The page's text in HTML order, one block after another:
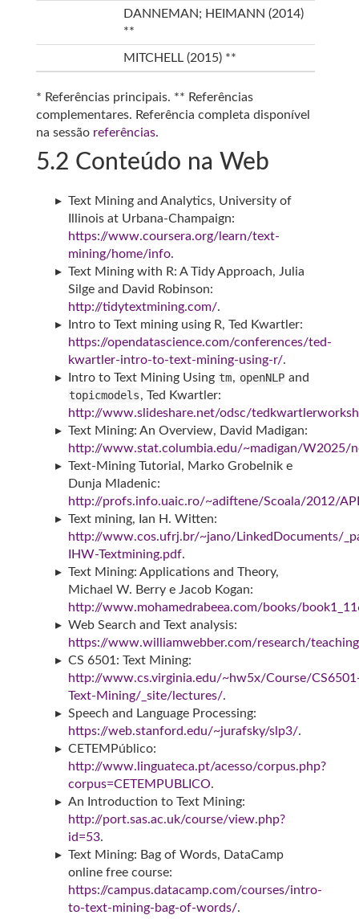
DANNEMAN; HEIMANN (2014)
**
MITCHELL (2015) **
* Referências principais. ** Referências
complementares. Referência completa disponível
na sessão referências.
5.2 Conteúdo na Web
Text Mining and Analytics, University of
Illinois at Urbana-Champaign:
https://www.coursera.org/learn/text-
mining/home/info.
Text Mining with R: A Tidy Approach, Julia
Silge and David Robinson:
http://tidytextmining.com/.
Intro to Text mining using R, Ted Kwartler:
https://opendatascience.com/conferences/ted-
kwartler-intro-to-text-mining-using-r/.
Intro to Text Mining Using tm, openNLP and
topicmodels, Ted Kwartler:
http://www.slideshare.net/odsc/
Text Mining: An Overview, David Madigan:
http://www.stat.columbia.edu/~madigan/W2025/
Text-Mining Tutorial, Marko Grobelnik e
Dunja Mladenic:
http://profs.info.uaic.ro/~adiftene/Scoala/2012/
Text mining, Ian H. Witten:
http://www.cos.ufrj.br/~jano/LinkedDocuments/
IHW-Textmining.pdf.
Text Mining: Applications and Theory,
Michael W. Berry e Jacob Kogan:
http://www.mohamedrabeea.com/books/
Web Search and Text analysis:
https://www.williamwebber.com/research/
CS 6501: Text Mining:
http://www.cs.virginia.edu/~hw5x/Course/
Text-Mining/_site/lectures/.
Speech and Language Processing:
https://web.stanford.edu/~jurafsky/slp3/.
CETEMPúblico:
http://www.linguateca.pt/acesso/corpus.php?
corpus=CETEMPUBLICO.
An Introduction to Text Mining:
http://port.sas.ac.uk/course/view.php?
id=53.
Text Mining: Bag of Words, DataCamp
online free course:
https://campus.datacamp.com/courses/intro-
to-text-mining-bag-of-words/.